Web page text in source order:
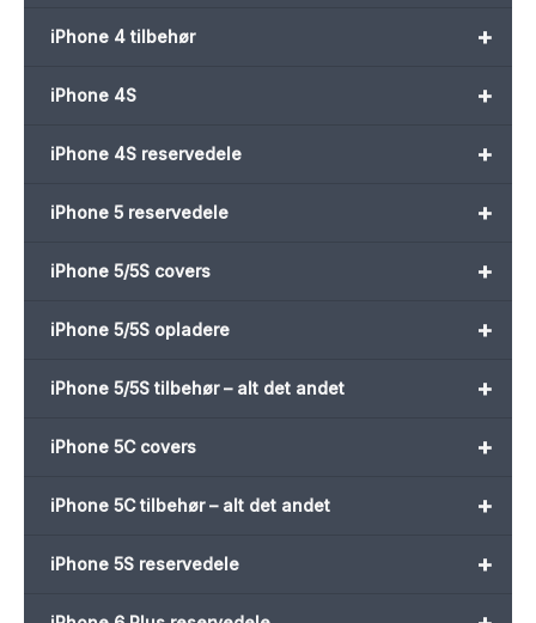
+
iPhone 4 tilbehør
+
iPhone 4S
+
iPhone 4S reservedele
+
iPhone 5 reservedele
+
iPhone 5/5S covers
+
iPhone 5/5S opladere
+
iPhone 5/5S tilbehør – alt det andet
+
iPhone 5C covers
+
iPhone 5C tilbehør – alt det andet
+
iPhone 5S reservedele